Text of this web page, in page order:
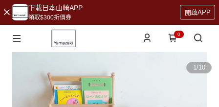
下載日本山崎APP
領取$300折價券
開啟APP
0
1/10